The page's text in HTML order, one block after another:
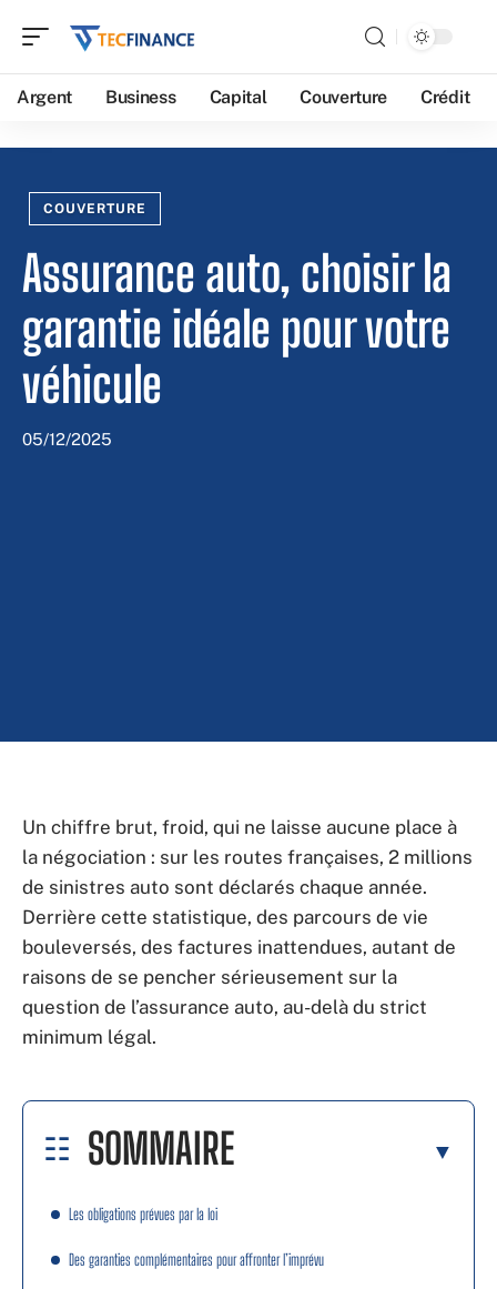
Argent Business Capital Couverture Crédit
COUVERTURE
Assurance auto, choisir la
garantie idéale pour votre
véhicule
05/12/2025
Un chiffre brut, froid, qui ne laisse aucune place à
la négociation : sur les routes françaises, 2 millions
de sinistres auto sont déclarés chaque année.
Derrière cette statistique, des parcours de vie
bouleversés, des factures inattendues, autant de
raisons de se pencher sérieusement sur la
question de l’assurance auto, au-delà du strict
minimum légal.
SOMMAIRE
Les obligations prévues par la loi
Des garanties complémentaires pour affronter l’imprévu